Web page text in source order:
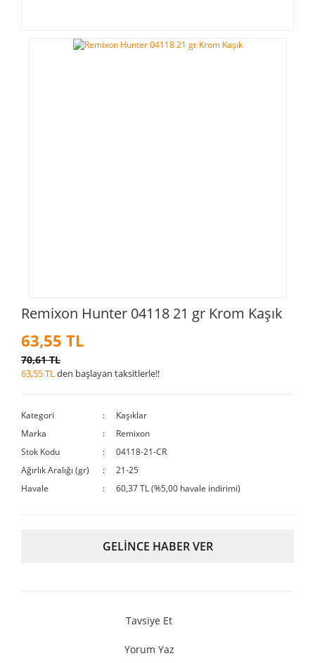
Remixon Hunter 04118 21 gr Krom Kaşık
63,55 TL
70,61 TL
63,55 TLden başlayan taksitlerle!!
Kategori
Kaşıklar
Marka
Remixon
Stok Kodu
04118-21-CR
Ağırlık Aralığı (gr)
21-25
Havale
60,37 TL (%5,00 havale indirimi)
GELİNCE HABER VER
Tavsiye Et
Yorum Yaz